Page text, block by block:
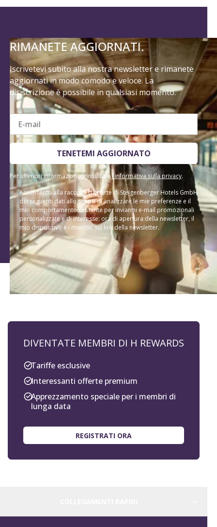
RIMANETE AGGIORNATI.
Iscrivetevi subito alla nostra newsletter e rimanete
aggiornati in modo comodo e veloce. La
disiscrizione è possibile in qualsiasi momento.
E-mail
TENETEMI AGGIORNATO
Per ulteriori informazioni, consultarel'informativa sulla privacy.
Acconsento alla raccolta da parte di Steigenberger Hotels GmbH
dei seguenti dati allo scopo di analizzare le mie preferenze e il
mio comportamento di utente per inviarmi e-mail promozionali
personalizzate e di interesse: ora di apertura della newsletter, il
mio dispositivo e i miei clic sui link della newsletter.
DIVENTATE MEMBRI DI H REWARDS
Tariffe esclusive
Interessanti offerte premium
Apprezzamento speciale per i membri di
lunga data
REGISTRATI ORA